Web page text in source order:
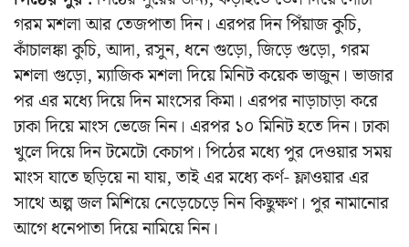
গরম মশলা আর তেজপাতা দিন। এরপর দিন পিঁয়াজ কুচি,
কাঁচালঙ্কা কুচি, আদা, রসুন, ধনে গুড়ো, জিড়ে গুড়ো, গরম
মশলা গুড়ো, ম্যাজিক মশলা দিয়ে মিনিট কয়েক ভাজুন। ভাজার
পর এর মধ্যে দিয়ে দিন মাংসের কিমা। এরপর নাড়াচাড়া করে
ঢাকা দিয়ে মাংস ভেজে নিন। এরপর ১০ মিনিট হতে দিন। ঢাকা
খুলে দিয়ে দিন টমেটো কেচাপ। পিঠের মধ্যে পুর দেওয়ার সময়
মাংস যাতে ছড়িয়ে না যায়, তাই এর মধ্যে কর্ণ- ফ্লাওয়ার এর
সাথে অল্প জল মিশিয়ে নেড়েচেড়ে নিন কিছুক্ষণ। পুর নামানোর
আগে ধনেপাতা দিয়ে নামিয়ে নিন।